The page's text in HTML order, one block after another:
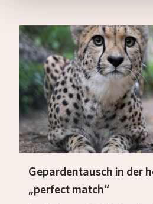
Gepardentausch in der
„perfect match“